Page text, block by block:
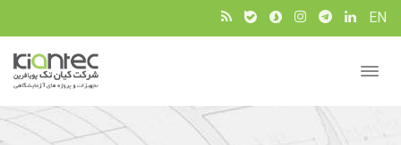
EN
Toggle